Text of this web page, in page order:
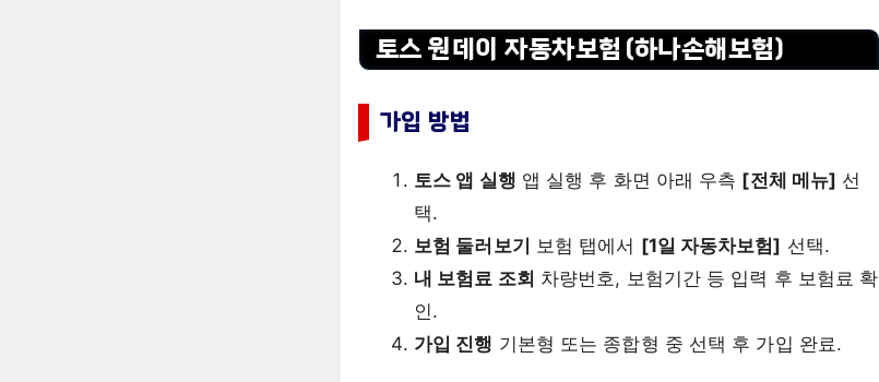
토스 원데이 자동차보험(하나손해보험)
가입 방법
토스 앱 실행 앱 실행 후 화면 아래 우측 [전체 메뉴] 선
택.
보험 둘러보기
보험 탭에서 [1일 자동차보험] 선택.
내 보험료 조회 차량번호, 보험기간 등 입력 후 보험료 확
인.
가입 진행 기본형 또는 종합형 중 선택 후 가입 완료.